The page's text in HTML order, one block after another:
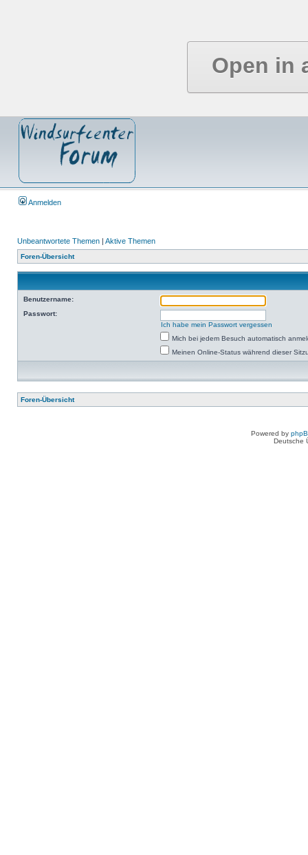
Open in
Anmelden
Unbeantwortete Themen | Aktive Themen
Foren-Übersicht
Benutzername:
Passwort:
Ich habe mein Passwort vergessen
Mich bei jedem Besuch automatisch
Meinen Online-Status während dieser
Foren-Übersicht
Powered by
Deutsche